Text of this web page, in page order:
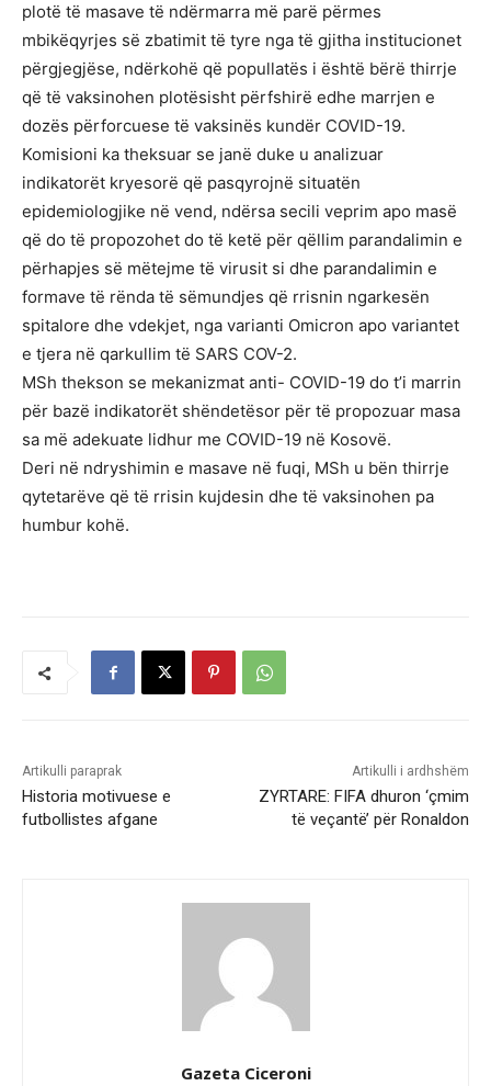
plotë të masave të ndërmarra më parë përmes
mbikëqyrjes së zbatimit të tyre nga të gjitha institucionet
përgjegjëse, ndërkohë që popullatës i është bërë thirrje
që të vaksinohen plotësisht përfshirë edhe marrjen e
dozës përforcuese të vaksinës kundër COVID-19.
Komisioni ka theksuar se janë duke u analizuar
indikatorët kryesorë që pasqyrojnë situatën
epidemiologjike në vend, ndërsa secili veprim apo masë
që do të propozohet do të ketë për qëllim parandalimin e
përhapjes së mëtejme të virusit si dhe parandalimin e
formave të rënda të sëmundjes që rrisnin ngarkesën
spitalore dhe vdekjet, nga varianti Omicron apo variantet
e tjera në qarkullim të SARS COV-2.
MSh thekson se mekanizmat anti- COVID-19 do t’i marrin
për bazë indikatorët shëndetësor për të propozuar masa
sa më adekuate lidhur me COVID-19 në Kosovë.
Deri në ndryshimin e masave në fuqi, MSh u bën thirrje
qytetarëve që të rrisin kujdesin dhe të vaksinohen pa
humbur kohë.
Artikulli paraprak
Historia motivuese e
futbollistes afgane
Artikulli i ardhshëm
ZYRTARE: FIFA dhuron ‘çmim
të veçantë’ për Ronaldon
Gazeta Ciceroni